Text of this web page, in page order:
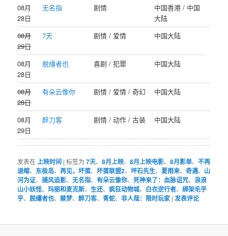
08月
28日
无名指 剧情
中国香港 / 中国
大陆
08月
29日
7天 剧情 / 爱情 中国大陆
08月
28日
脱缰者也 喜剧 / 犯罪 中国大陆
08月
28日
有朵云像你 剧情 / 爱情 / 奇幻 中国大陆
08月
29日
醉刀客 剧情 / 动作 / 古装 中国大陆
发表在上映时间 |标签为 7天、8月上映、8月上映电影、8月影单、不再
退缩、 东极岛、再见，坏蛋、坏蛋联盟2、坪石先生、夏雨来、奇遇、 山
河为证、捕风追影、无名指、有朵云像你、死神来了：血脉诅咒、浪浪
山小妖怪、玛丽和麦克斯、生还、疯狂动物城、 白衣逆行者、绑架毛乎
乎、脱缰者也、 赎梦、醉刀客、青蛇、非人哉：限时玩家 |发表评论